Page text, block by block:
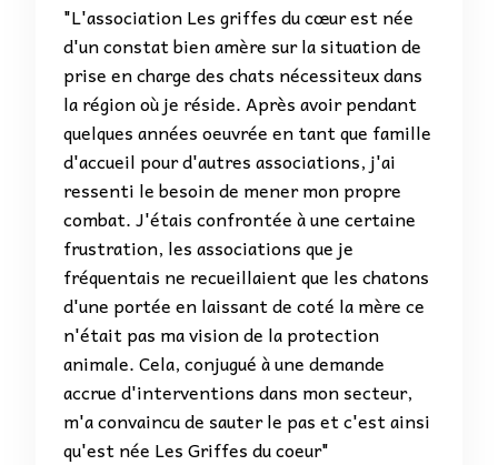
"L'association Les griffes du cœur est née
d'un constat bien amère sur la situation de
prise en charge des chats nécessiteux dans
la région où je réside. Après avoir pendant
quelques années oeuvrée en tant que famille
d'accueil pour d'autres associations, j'ai
ressenti le besoin de mener mon propre
combat. J'étais confrontée à une certaine
frustration, les associations que je
fréquentais ne recueillaient que les chatons
d'une portée en laissant de coté la mère ce
n'était pas ma vision de la protection
animale. Cela, conjugué à une demande
accrue d'interventions dans mon secteur,
m'a convaincu de sauter le pas et c'est ainsi
qu'est née Les Griffes du coeur"